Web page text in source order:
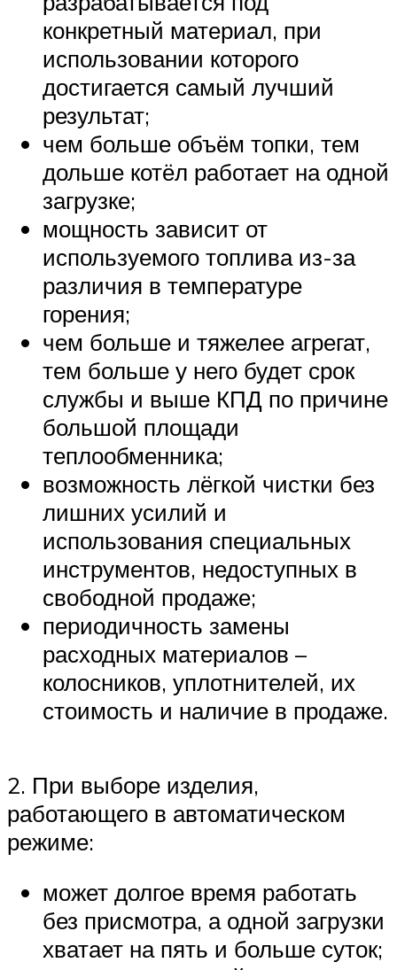
конкретный материал, при
использовании которого
достигается самый лучший
результат;
чем больше объём топки, тем
дольше котёл работает на одной
загрузке;
мощность зависит от
используемого топлива из-за
различия в температуре
горения;
чем больше и тяжелее агрегат,
тем больше у него будет срок
службы и выше КПД по причине
большой площади
теплообменника;
возможность лёгкой чистки без
лишних усилий и
использования специальных
инструментов, недоступных в
свободной продаже;
периодичность замены
расходных материалов –
колосников, уплотнителей, их
стоимость и наличие в продаже.
2. При выборе изделия,
работающего в автоматическом
режиме:
может долгое время работать
без присмотра, а одной загрузки
хватает на пять и больше суток;